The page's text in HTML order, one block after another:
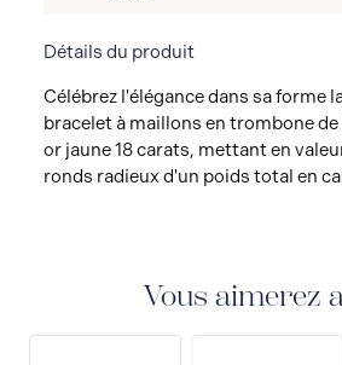
Détails du produit
Célébrez l'élégance dans sa forme
bracelet à maillons en trombone
or jaune 18 carats, mettant en
ronds radieux d'un poids total en
Vous aimerez